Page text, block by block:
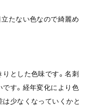
たない色なので綺麗め
とした色味です。名刺
す。経年変化により色
少なくなっていくかと